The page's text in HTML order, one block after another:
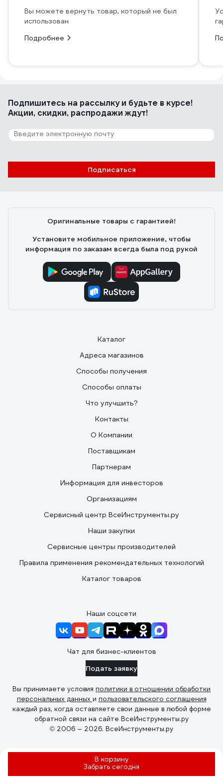
В корзину
Забрать сегодня
Вы можете вернуть товар, который не был
использован
Подробнее
Подпишитесь на рассылкуи будьте в курсе!
Акции, скидки, распродажи ждут!
Подписаться
Оригинальные товары с гарантией!
Установите мобильное приложение, чтобы
информация по заказам всегда была под рукой
Каталог
Адреса магазинов
Способы получения
Способы оплаты
Что улучшить?
Контакты
О Компании
Поставщикам
Партнерам
Информация для инвесторов
Организациям
Сервисный центр ВсеИнструменты.ру
Наши закупки
Сервисные центры производителей
Правила применения рекомендательных технологий
Каталог товаров
Наши соцсети
Чат для бизнес-клиентов
Подать заявку
Вы принимаете условия политики в отношении обработки
персональных данных и пользовательского соглашения
каждый раз, когда оставляете свои данные в любой форме
обратной связи на сайте ВсеИнструменты.ру
© 2006 — 2026. ВсеИнструменты.ру